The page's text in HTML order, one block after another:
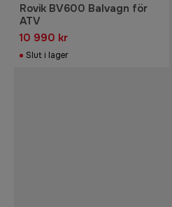
Rovik BV600 Balvagn för
ATV
10 990 kr
Slut i lager